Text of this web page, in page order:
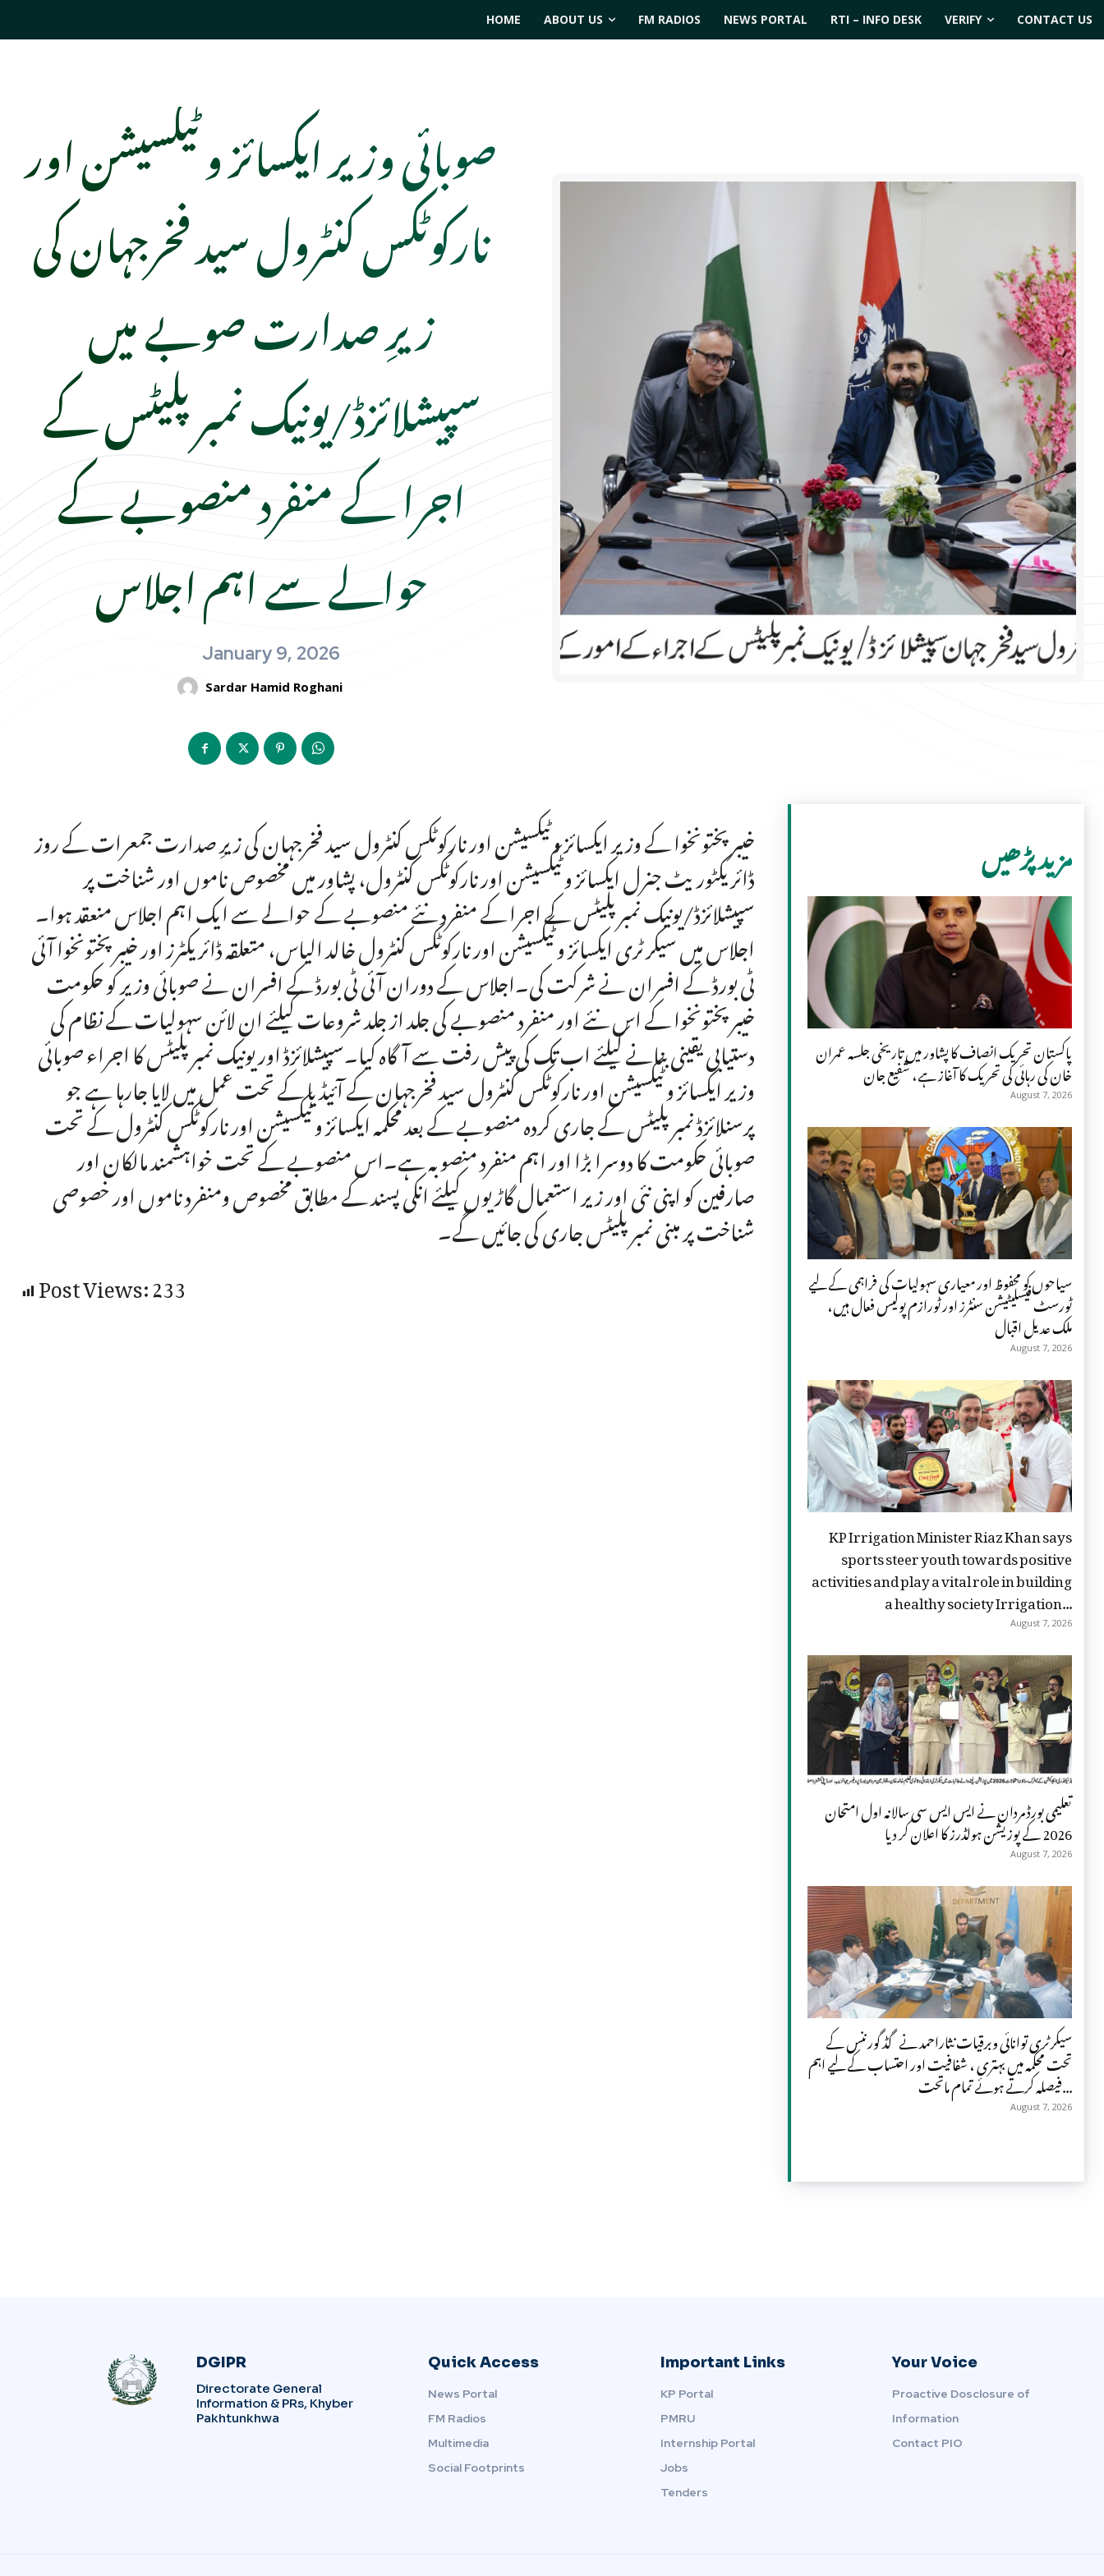
HOME ABOUT US FM RADIOS NEWS PORTAL RTI – INFO DESK VERIFY CONTACT US
صوبائی وزیر ایکسائز و ٹیکسیشن اور
نارکوٹکس کنٹرول سید فخرجہان کی
زیرِ صدارت صوبے میں
سپیشلائزڈ/یونیک نمبر پلیٹس کے
اجرا کے منفرد منصوبے کے
حوالے سے اہم اجلاس
January 9, 2026
Sardar Hamid Roghani
خیبرپختونخوا کے وزیر ایکسائز و ٹیکسیشن اور نارکوٹکس کنٹرول سید فخرجہان کی زیرِ صدارت جمعرات کے روز
ڈائریکٹوریٹ جنرل ایکسائز و ٹیکسیشن اور نارکوٹکس کنٹرول، پشاور میں مخصوص ناموں اور شناخت پر
سپیشلائزڈ/یونیک نمبر پلیٹس کے اجرا کے منفرد نئے منصوبے کے حوالے سے ایک اہم اجلاس منعقد ہوا۔
اجلاس میں سیکرٹری ایکسائز و ٹیکسیشن اور نارکوٹکس کنٹرول خالد الیاس، متعلقہ ڈائریکٹرز اور خیبرپختونخوا آئی
ٹی بورڈ کے افسران نے شرکت کی۔اجلاس کے دوران آئی ٹی بورڈ کے افسران نے صوبائی وزیر کو حکومت
خیبرپختونخوا کے اس نئے اور منفرد منصوبے کی جلد از جلد شروعات کیلئے ان لائن سہولیات کے نظام کی
دستیابی یقینی بنانے کیلئے اب تک کی پیش رفت سے آگاہ کیا۔سپیشلائزڈ اور یونیک نمبر پلیٹس کا اجراء صوبائی
وزیر ایکسائز و ٹیکسیشن اور نارکوٹکس کنٹرول سید فخرجہان کے آئیڈیا کے تحت عمل میں لایا جارہا ہے جو
پرسنلائزڈ نمبر پلیٹس کے جاری کردہ منصوبے کے بعد محکمہ ایکسائز و ٹیکسیشن اور نارکوٹکس کنٹرول کے تحت
صوبائی حکومت کا دوسرا بڑا اور اہم منفرد منصوبہ ہے۔اس منصوبے کے تحت خواہشمند مالکان اور
صارفین کو اپنی نئی اور زیر استعمال گاڑیوں کیلئے انکی پسند کے مطابق مخصوص ومنفرد ناموں اور خصوصی
شناخت پر مبنی نمبر پلیٹس جاری کی جائیں گے۔
Post Views:233
مزید پڑھیں
پاکستان تحریک انصاف کا پشاور میں تاریخی جلسہ عمران
خان کی رہائی کی تحریک کا آغاز ہے، شفیع جان
August 7, 2026
سیاحوں کو محفوظ اور معیاری سہولیات کی فراہمی کے لیے
ٹورسٹ فیسلیٹیشن سنٹرز اور ٹورازم پولیس فعال ہیں،
ملک عدیل اقبال
August 7, 2026
KP Irrigation Minister Riaz Khan says
sports steer youth towards positive
activities and play a vital role in building
a healthy society Irrigation...
August 7, 2026
تعلیمی بورڈ مردان نے ایس ایس سی سالانہ اول امتحان
2026 کے پوزیشن ہولڈرز کا اعلان کر دیا
August 7, 2026
سیکرٹری توانائی وبرقیات نثاراحمد نے گڈ گورننس کے
تحت محکمہ میں بہتری ، شفافیت اور احتساب کے لیے اہم
فیصلہ کرتے ہوئے تمام ماتحت...
August 7, 2026
DGIPR
Directorate General
Information & PRs, Khyber
Pakhtunkhwa
Quick Access
News Portal
FM Radios
Multimedia
Social Footprints
Important Links
KP Portal
PMRU
Internship Portal
Jobs
Tenders
Your Voice
Proactive Dosclosure of
Information
Contact PIO